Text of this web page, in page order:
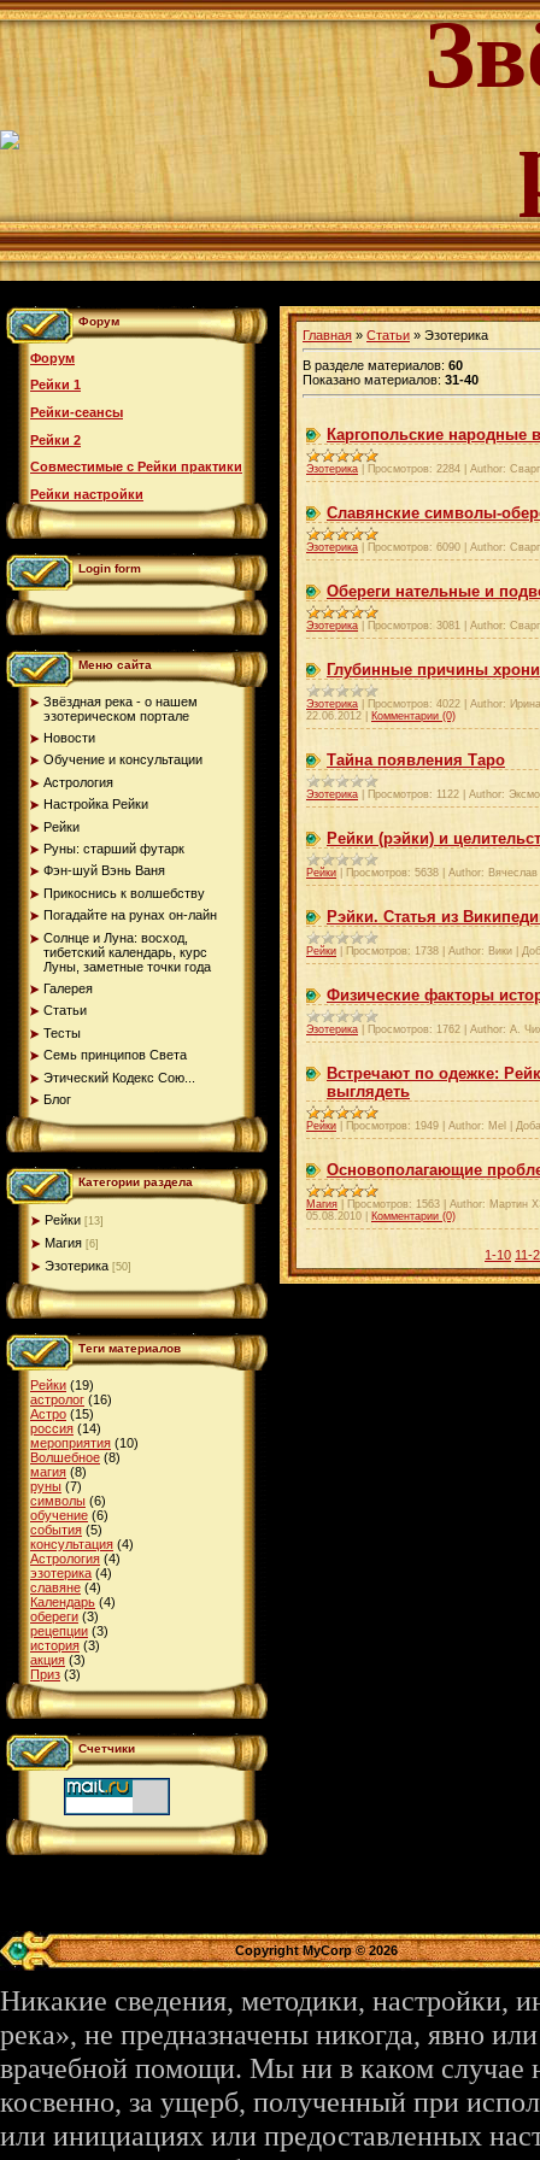
Форум
Форум
Рейки 1
Рейки-сеансы
Рейки 2
Совместимые с Рейки практики
Рейки настройки
Login form
Меню сайта
Звёздная река - о нашем
эзотерическом портале
Новости
Обучение и консультации
Астрология
Настройка Рейки
Рейки
Руны: старший футарк
Фэн-шуй Вэнь Ваня
Прикоснись к волшебству
Погадайте на рунах oн-лайн
Солнце и Луна: восход,
тибетский календарь, курс
Луны, заметные точки года
Галерея
Статьи
Тесты
Семь принципов Света
Этический Кодекс Сою...
Блог
Категории раздела
Рейки [13]
Магия [6]
Эзотерика [50]
Теги материалов
Рейки (19)
астролог (16)
Астро (15)
россия (14)
мероприятия (10)
Волшебное (8)
магия (8)
руны (7)
символы (6)
обучение (6)
события (5)
консультация (4)
Астрология (4)
эзотерика (4)
славяне (4)
Календарь (4)
обереги (3)
рецепции (3)
история (3)
акция (3)
Приз (3)
Счетчики
Главная » Статьи » Эзотерика
В разделе материалов: 60
Показано материалов: 31-40
Каргопольские
Эзотерика Просмотров: 2284 Author:
Славянские символы-
Эзотерика Просмотров: 6090 Author:
Обереги нательные и
Эзотерика Просмотров: 3081 Author:
Глубинные причины
Эзотерика Просмотров: 4022 Author:
22.06.2012
Комментарии (0)
Тайна появления Таро
Эзотерика Просмотров: 1122 Author: Эксмо
Рейки (рэйки) и
Рейки Просмотров: 5638 Author: Вячеслав
Рэйки. Статья из
Рейки Просмотров: 1738 Author: Вики
Физические факторы
Эзотерика Просмотров: 1762 Author: А.
Встречают по одежке:
выглядеть
Рейки Просмотров: 1949 Author: Mel
Основополагающие
Магия Просмотров: 1563 Author: Мартин
05.08.2010
Комментарии (0)
1-10 11-
Copyright MyCorp © 2026
Никакие сведения, методики, настройки,
река», не предназначены никогда, явно
врачебной помощи. Мы ни в каком случае
косвенно, за ущерб, полученный при
или инициациях или предоставленных